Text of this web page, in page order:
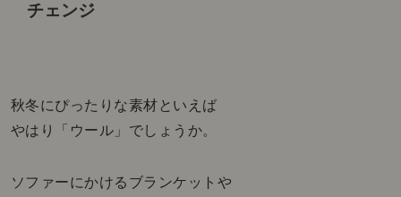
チェンジ
秋冬にぴったりな素材といえば
やはり「ウール」でしょうか。
ソファーにかけるブランケットや